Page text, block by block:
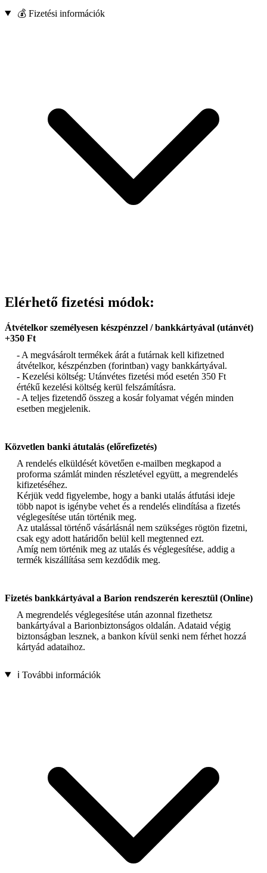
💰 Fizetési információk
Elérhető fizetési módok:
Átvételkor személyesen készpénzzel / bankkártyával (utánvét)
+350 Ft
- A megvásárolt termékek árát a futárnak kell kifizetned
átvételkor, készpénzben (forintban) vagy bankkártyával.
- Kezelési költség: Utánvétes fizetési mód esetén 350 Ft
értékű kezelési költség kerül felszámításra.
- A teljes fizetendő összeg a kosár folyamat végén minden
esetben megjelenik.
Közvetlen banki átutalás (előrefizetés)
A rendelés elküldését követően e-mailben megkapod a
proforma számlát minden részletével együtt, a megrendelés
kifizetéséhez.
Kérjük vedd figyelembe, hogy a banki utalás átfutási ideje
több napot is igénybe vehet és a rendelés elindítása a fizetés
véglegesítése után történik meg.
Az utalással történő vásárlásnál nem szükséges rögtön fizetni,
csak egy adott határidőn belül kell megtenned ezt.
Amíg nem történik meg az utalás és véglegesítése, addig a
termék kiszállítása sem kezdődik meg.
Fizetés bankkártyával a Barion rendszerén keresztül (Online)
A megrendelés véglegesítése után azonnal fizethetsz
bankártyával a Barionbiztonságos oldalán. Adataid végig
biztonságban lesznek, a bankon kívül senki nem férhet hozzá
kártyád adataihoz.
ℹ️ További információk